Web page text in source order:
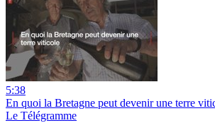
5:38
En quoi la Bretagne peut devenir une terre
Le Télégramme